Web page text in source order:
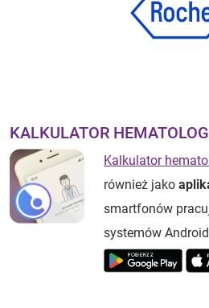
KALKULATOR
Kalkulator
również jako
smartfonów
systemów